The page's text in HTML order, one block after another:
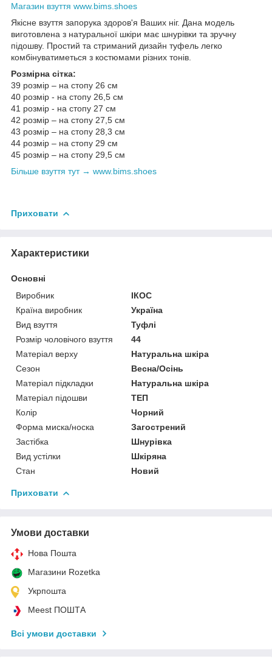
Магазин взуття www.bims.shoes
Якісне взуття запорука здоров'я Ваших ніг. Дана модель
виготовлена з натуральної шкіри має шнурівки та зручну
підошву. Простий та стриманий дизайн туфель легко
комбінуватиметься з костюмами різних тонів.
Розмірна сітка:
39 розмір – на стопу 26 см
40 розмір - на стопу 26,5 см
41 розмір - на стопу 27 см
42 розмір – на стопу 27,5 см
43 розмір – на стопу 28,3 см
​​​​​​​44 розмір – на стопу 29 см
​​​​​​​45 розмір – на стопу 29,5 см
Більше взуття тут → www.bims.shoes
Приховати
Характеристики
Основні
Виробник
ІКОС
Країна виробник
Україна
Вид взуття
Туфлі
Розмір чоловічого взуття
44
Матеріал верху
Натуральна шкіра
Сезон
Весна/Осінь
Матеріал підкладки
Натуральна шкіра
Матеріал підошви
ТЕП
Колір
Чорний
Форма миска/носка
Загострений
Застібка
Шнурівка
Вид устілки
Шкіряна
Стан
Новий
Приховати
Умови доставки
Нова Пошта
Магазини Rozetka
Укрпошта
Meest ПОШТА
Всі умови доставки